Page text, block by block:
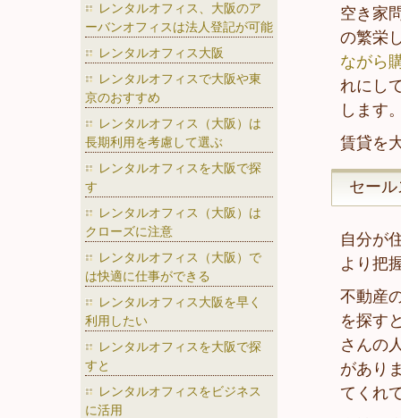
空き家
の繁栄
ながら
れにし
します
賃貸を
セー
自分が
より把
不動産
を探す
さんの
があり
てくれ
レンタルオフィス、大阪のア
ーバンオフィスは法人登記が可能
レンタルオフィス大阪
レンタルオフィスで大阪や東
京のおすすめ
レンタルオフィス（大阪）は
長期利用を考慮して選ぶ
レンタルオフィスを大阪で探
す
レンタルオフィス（大阪）は
クローズに注意
レンタルオフィス（大阪）で
は快適に仕事ができる
レンタルオフィス大阪を早く
利用したい
レンタルオフィスを大阪で探
すと
レンタルオフィスをビジネス
に活用